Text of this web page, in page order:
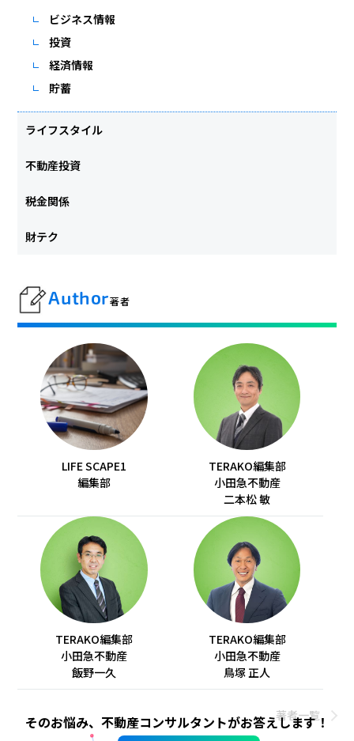
ビジネス情報
投資
経済情報
貯蓄
ライフスタイル
不動産投資
税金関係
財テク
Author著者
LIFE SCAPE1
編集部
TERAKO編集部
小田急不動産
二本松 敏
TERAKO編集部
小田急不動産
飯野一久
TERAKO編集部
小田急不動産
鳥塚 正人
著者一覧
そのお悩み、不動産コンサルタントがお答えします！